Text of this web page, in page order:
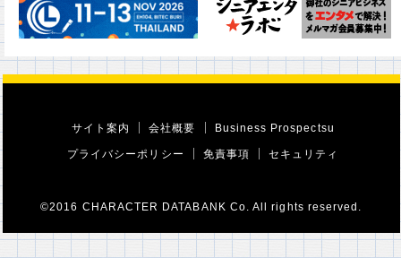
サイト案内 会社概要 Business Prospectsu
プライバシーポリシー 免責事項 セキュリティ
©2016 CHARACTER DATABANK Co. All rights reserved.